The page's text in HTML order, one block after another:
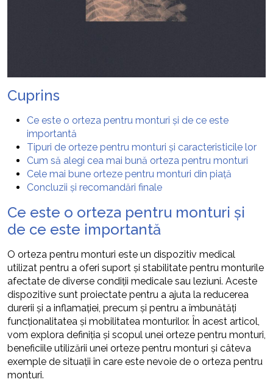
Cuprins
Ce este o orteza pentru monturi și de ce este
importantă
Tipuri de orteze pentru monturi și caracteristicile lor
Cum să alegi cea mai bună orteza pentru monturi
Cele mai bune orteze pentru monturi din piață
Concluzii și recomandări finale
Ce este o orteza pentru monturi și
de ce este importantă
O orteza pentru monturi este un dispozitiv medical
utilizat pentru a oferi suport și stabilitate pentru monturile
afectate de diverse condiții medicale sau leziuni. Aceste
dispozitive sunt proiectate pentru a ajuta la reducerea
durerii și a inflamației, precum și pentru a îmbunătăți
funcționalitatea și mobilitatea monturilor. În acest articol,
vom explora definiția și scopul unei orteze pentru monturi,
beneficiile utilizării unei orteze pentru monturi și câteva
exemple de situații în care este nevoie de o orteza pentru
monturi.